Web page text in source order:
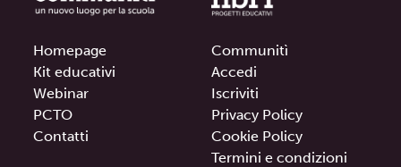
Homepage
Kit educativi
Webinar
PCTO
Contatti
Communitì
Accedi
Iscriviti
Privacy Policy
Cookie Policy
Termini e condizioni